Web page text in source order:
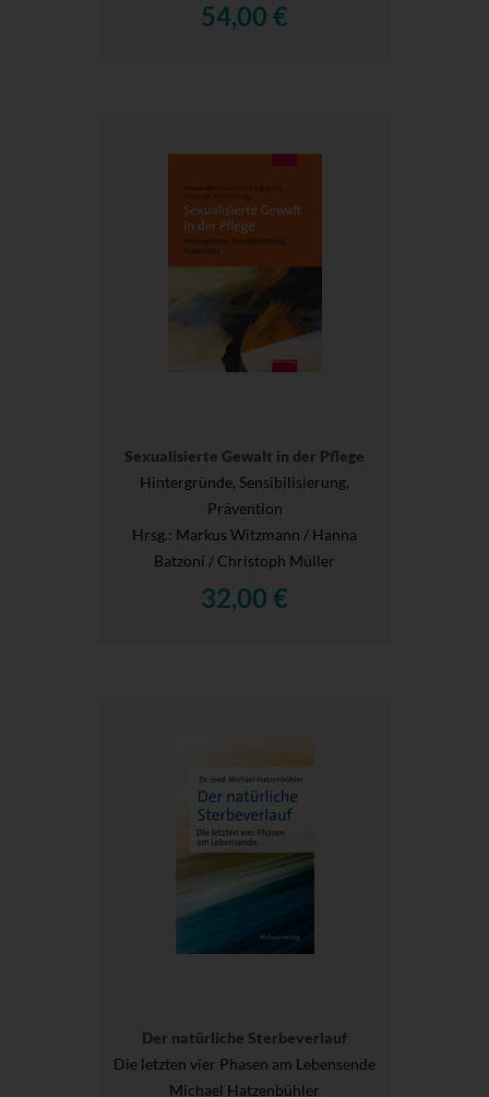
54,00 €
Sexualisierte Gewalt in der Pflege
Hintergründe, Sensibilisierung,
Prävention
Hrsg.: Markus Witzmann / Hanna
Batzoni / Christoph Müller
32,00 €
Der natürliche Sterbeverlauf
Die letzten vier Phasen am Lebensende
Michael Hatzenbühler